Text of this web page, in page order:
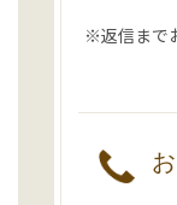
※返信まで